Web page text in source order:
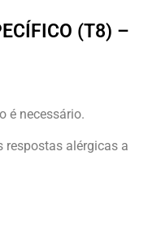
(T8) –
é necessário.
respostas alérgicas a